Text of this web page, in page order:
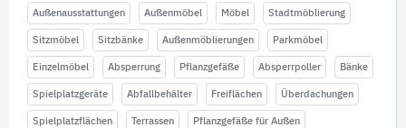
Außenausstattungen Außenmöbel Möbel Stadtmöblierung
Sitzmöbel Sitzbänke Außenmöblierungen Parkmöbel
Einzelmöbel Absperrung Pflanzgefäße Absperrpoller Bänke
Spielplatzgeräte Abfallbehälter Freiflächen Überdachungen
Spielplatzflächen Terrassen Pflanzgefäße für Außen